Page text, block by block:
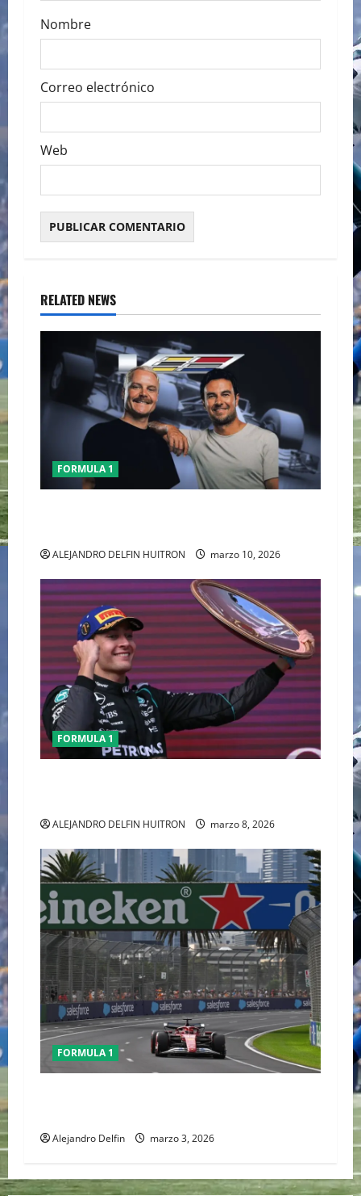
Nombre
Correo electrónico
Web
RELATED NEWS
FORMULA 1
ALEJANDRO DELFIN HUITRON marzo 10, 2026
FORMULA 1
ALEJANDRO DELFIN HUITRON marzo 8, 2026
FORMULA 1
Alejandro Delfin marzo 3, 2026